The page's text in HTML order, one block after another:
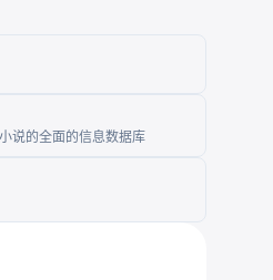
说的全面的信息数据库